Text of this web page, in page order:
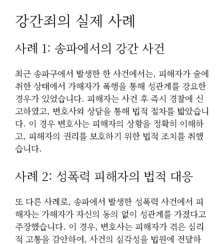
강간죄의 실제 사례
사례 1: 송파에서의 강간 사건
최근 송파구에서 발생한 한 사건에서는, 피해자가 술에
취한 상태에서 가해자가 폭행을 통해 성관계를 강요한
경우가 있었습니다. 피해자는 사건 후 즉시 경찰에 신
고하였고, 변호사와 상담을 통해 법적 절차를 밟았습니
다. 이 경우 변호사는 피해자의 상황을 정확히 이해하
고, 피해자의 권리를 보호하기 위한 법적 조치를 취했
습니다.
사례 2: 성폭력 피해자의 법적 대응
또 다른 사례로, 송파에서 발생한 성폭력 사건에서 피
해자는 가해자가 자신의 동의 없이 성관계를 가졌다고
주장했습니다. 이 경우, 변호사는 피해자가 겪은 심리
적 고통을 감안하여, 사건의 심각성을 법원에 전달하